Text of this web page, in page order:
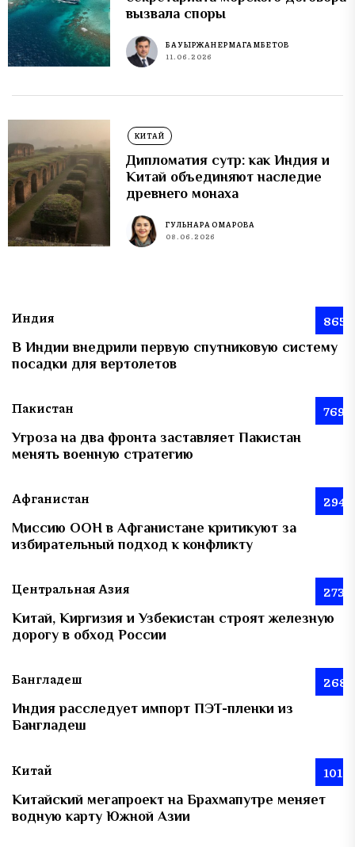
вызвала споры
БАУЫРЖАН ЕРМАГАМБЕТОВ
11.06.2026
КИТАЙ
Дипломатия сутр: как Индия и
Китай объединяют наследие
древнего монаха
ГУЛЬНАРА ОМАРОВА
08.06.2026
Индия 865
В Индии внедрили первую спутниковую систему
посадки для вертолетов
Пакистан 769
Угроза на два фронта заставляет Пакистан
менять военную стратегию
Афганистан 294
Миссию ООН в Афганистане критикуют за
избирательный подход к конфликту
Центральная Азия 273
Китай, Киргизия и Узбекистан строят железную
дорогу в обход России
Бангладеш 268
Индия расследует импорт ПЭТ-пленки из
Бангладеш
Китай 101
Китайский мегапроект на Брахмапутре меняет
водную карту Южной Азии